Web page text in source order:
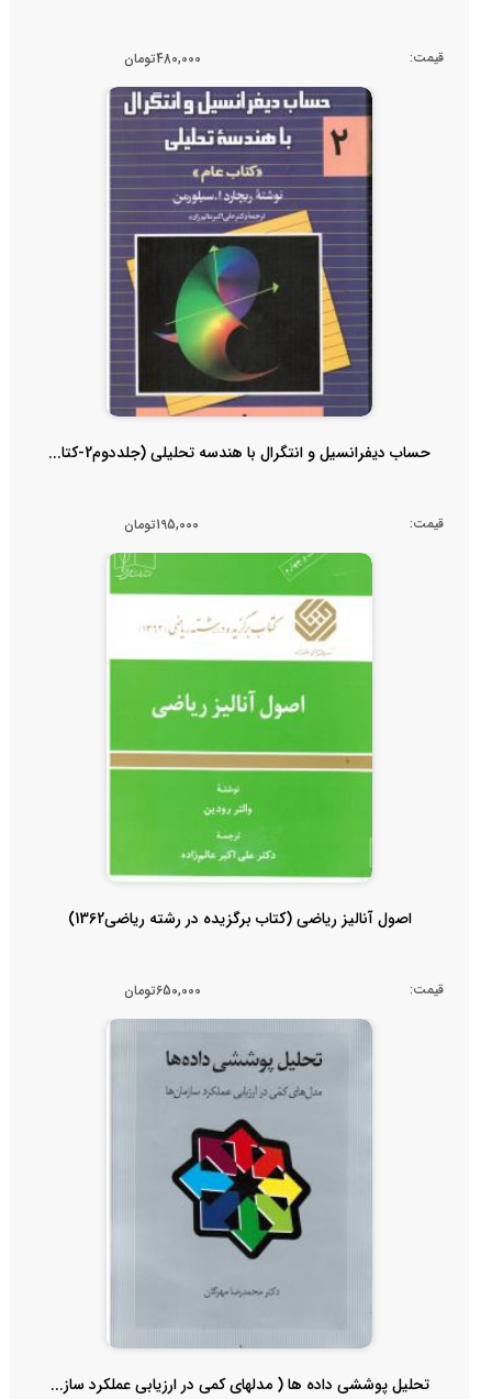
قیمت: 480,000تومان
حساب دیفرانسیل و انتگرال با هندسه تحلیلی (جلددوم2-کتا...
قیمت: 195,000تومان
اصول آنالیز ریاضی (کتاب برگزیده در رشته ریاضی1362)
قیمت: 650,000تومان
تحلیل پوششی داده ها ( مدلهای کمی در ارزیابی عملکرد ساز...